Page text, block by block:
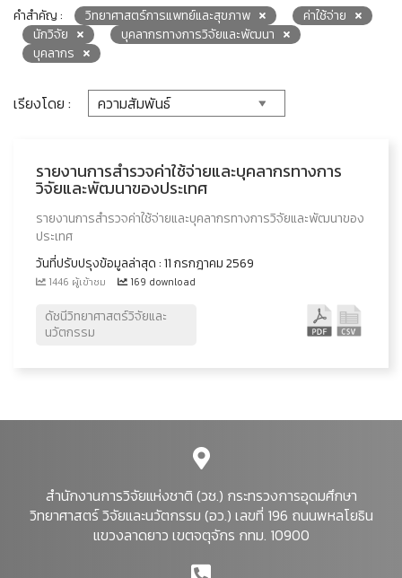
คำสำคัญ :
วิทยาศาสตร์การแพทย์และสุขภาพ
ค่าใช้จ่าย
นักวิจัย
บุคลากรทางการวิจัยและพัฒนา
บุคลากร
เรียงโดย :
รายงานการสำรวจค่าใช้จ่ายและบุคลากรทางการ
วิจัยและพัฒนาของประเทศ
รายงานการสำรวจค่าใช้จ่ายและบุคลากรทางการวิจัยและพัฒนาของ
ประเทศ
วันที่ปรับปรุงข้อมูลล่าสุด : 11 กรกฎาคม 2569
1446 ผู้เข้าชม 169 download
ดัชนีวิทยาศาสตร์วิจัยและ
นวัตกรรม
สำนักงานการวิจัยแห่งชาติ (วช.) กระทรวงการอุดมศึกษา
วิทยาศาสตร์ วิจัยและนวัตกรรม (อว.) เลขที่ 196 ถนนพหลโยธิน
แขวงลาดยาว เขตจตุจักร กทม. 10900